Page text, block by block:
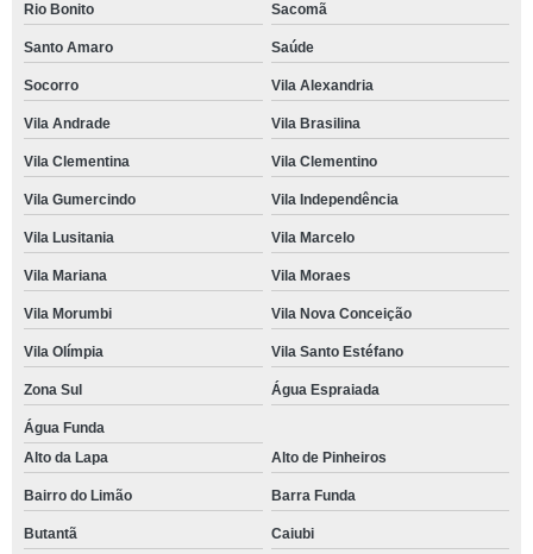
Rio Bonito Sacomã
Santo Amaro Saúde
Socorro Vila Alexandria
Vila Andrade Vila Brasilina
Vila Clementina Vila Clementino
Vila Gumercindo Vila Independência
Vila Lusitania Vila Marcelo
Vila Mariana Vila Moraes
Vila Morumbi Vila Nova Conceição
Vila Olímpia Vila Santo Estéfano
Zona Sul Água Espraiada
Água Funda
Alto da Lapa
Alto de Pinheiros
Bairro do Limão Barra Funda
Butantã Caiubi